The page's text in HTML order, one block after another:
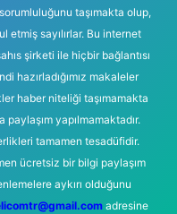
taşımakta olup,
etmiş sayılırlar. Bu internet
şirketi ile hiçbir bağlantısı
hazırladığımız makaleler
haber niteliği taşımamakta
yapılmamaktadır.
tamamen tesadüfidir.
ücretsiz bir bilgi paylaşım
aykırı olduğunu
adresine